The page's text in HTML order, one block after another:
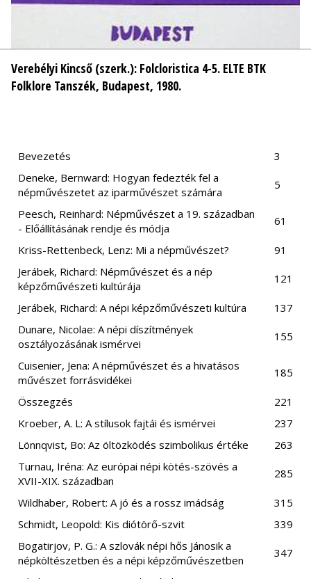
Verebélyi Kincső (szerk.): Folcloristica 4-5. ELTE BTK
Folklore Tanszék, Budapest, 1980.
Bevezetés
3
Deneke, Bernward: Hogyan fedezték fel a
népművészetet az iparművészet számára
5
Peesch, Reinhard: Népművészet a 19. században
- Előállításának rendje és módja
61
Kriss-Rettenbeck, Lenz: Mi a népművészet?
91
Jerábek, Richard: Népművészet és a nép
képzőművészeti kultúrája
121
Jerábek, Richard: A népi képzőművészeti kultúra
137
Dunare, Nicolae: A népi díszítmények
osztályozásának ismérvei
155
Cuisenier, Jena: A népművészet és a hivatásos
művészet forrásvidékei
185
Összegzés
221
Kroeber, A. L: A stílusok fajtái és ismérvei
237
Lönnqvist, Bo: Az öltözködés szimbolikus értéke
263
Turnau, Iréna: Az európai népi kötés-szövés a
XVII-XIX. században
285
Wildhaber, Robert: A jó és a rossz imádság
315
Schmidt, Leopold: Kis diótörő-szvit
339
Bogatirjov, P. G.: A szlovák népi hős Jánosik a
népköltészetben és a népi képzőművészetben
347